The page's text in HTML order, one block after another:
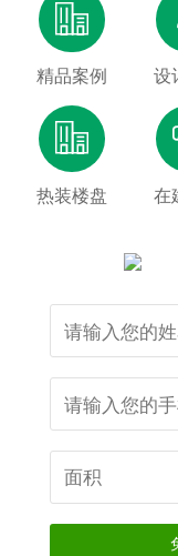

精品案例 设

热装楼盘 在